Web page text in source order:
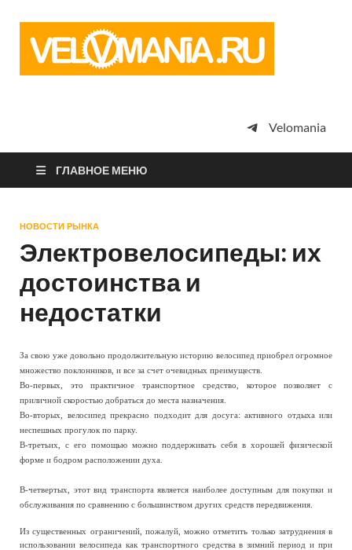
просто
Velomania
ГЛАВНОЕ МЕНЮ
НОВОСТИ РЫНКА
Электровелосипеды: их
достоинства и
недостатки
За свою уже довольно продолжительную историю велосипед приобрел огромное
множество поклонников, и все за счет очевидных преимуществ.
Во-первых, это практичное транспортное средство, которое позволяет с
приличной скоростью добраться до места назначения.
Во-вторых, велосипед прекрасно подходит для досуга: активного отдыха или
неспешных прогулок по парку.
В-третьих, с его помощью можно поддерживать себя в хорошей физической
форме и бодром расположении духа.
В-четвертых, этот вид транспорта является наиболее доступным для покупки и
обслуживания по сравнению с большинством других средств передвижения.
Из существенных ограничений, пожалуй, можно отметить только затруднения в
использовании велосипеда как транспортного средства в зимний период и при